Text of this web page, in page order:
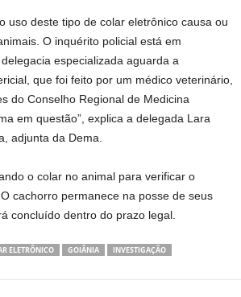
uso deste tipo de colar eletrônico causa ou
O inquérito policial está em
especializada aguarda a
que foi feito por um médico veterinário,
do Conselho Regional de Medicina
em questão”, explica a delegada Lara
adjunta da Dema.
o colar no animal para verificar o
cachorro permanece na posse de seus
concluído dentro do prazo legal.
ELETRÔNICO GOIÂNIA
INVESTIGAÇÃO